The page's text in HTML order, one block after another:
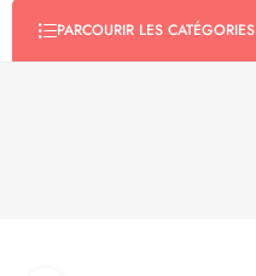
PARCOURIR LES CATÉGORIES